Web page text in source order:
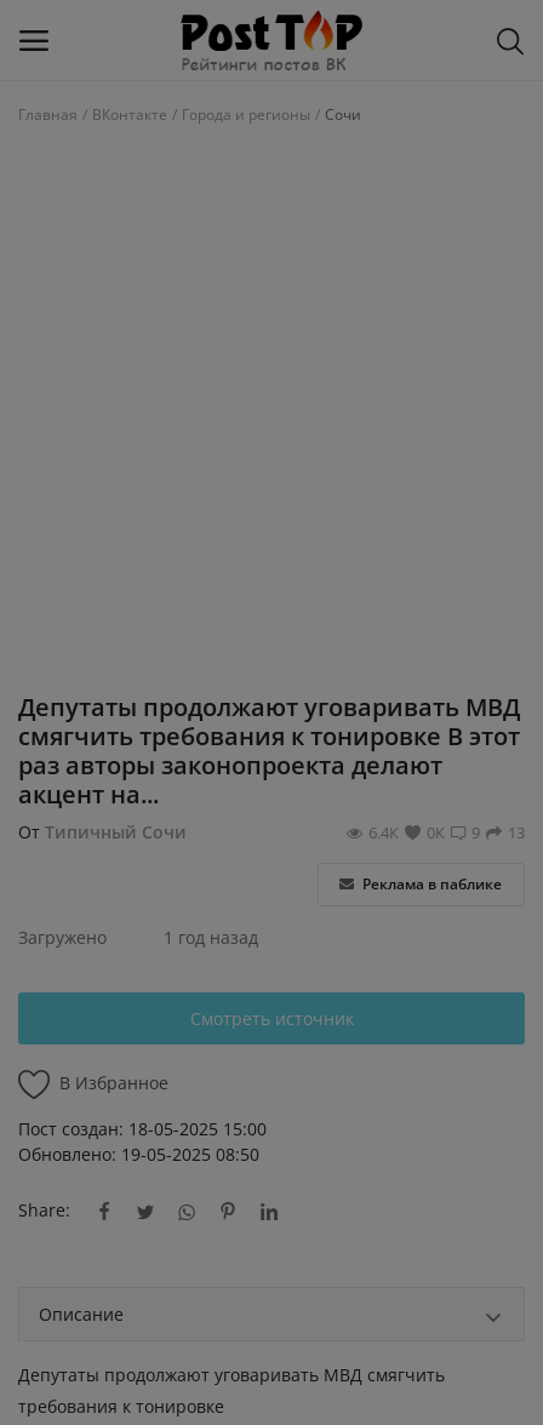
Главная ВКонтакте Города и регионы Сочи
Депутаты продолжают уговаривать МВД
смягчить требования к тонировке В этот
раз авторы законопроекта делают
акцент на...
От Типичный Сочи 13
9
0К
6.4К
Реклама в паблике
Загружено 1 год назад
Смотреть источник
В Избранное
Пост создан: 18-05-2025 15:00
Обновлено: 19-05-2025 08:50
Share:
Описание
Депутаты продолжают уговаривать МВД смягчить
требования к тонировке